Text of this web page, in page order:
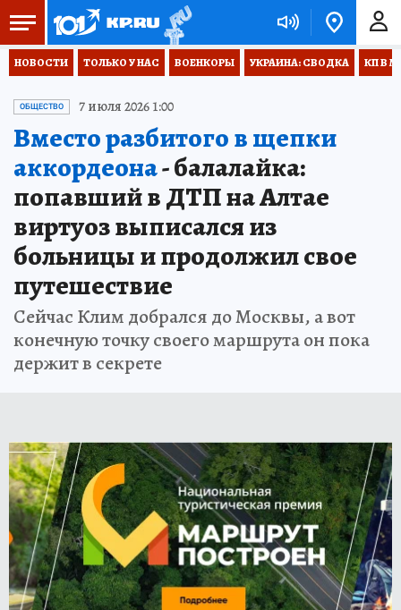
НОВОСТИ ТОЛЬКО У НАС ВОЕНКОРЫ УКРАИНА: СВОДКА КП В
ОБЩЕСТВО 7 июля 2026 1:00
Вместо разбитого в щепки
аккордеона- балалайка:
попавший в ДТП на Алтае
виртуоз выписался из
больницы и продолжил свое
путешествие
Сейчас Клим добрался до Москвы, а вот
конечную точку своего маршрута он пока
держит в секрете